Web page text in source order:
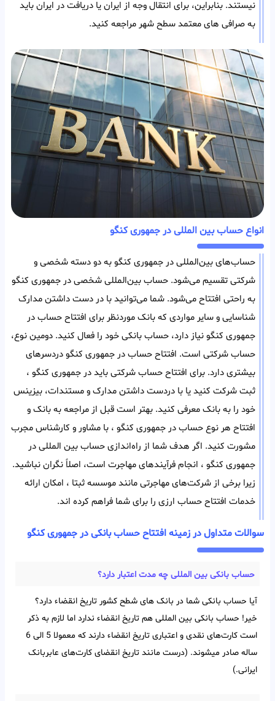
نیستند. بنابراین، برای انتقال وجه از ایران یا دریافت در ایران باید
به صرافی های معتمد سطح شهر مراجعه کنید.
انواع حساب بین المللی در جمهوری کنگو
حساب‌های بین‌المللی در جمهوری کنگو به دو دسته شخصی و
شرکتی تقسیم می‌شود. حساب بین‌المللی شخصی در جمهوری کنگو
به راحتی افتتاح می‌شود. شما می‌توانید با در دست داشتن مدارک
شناسایی و سایر مواردی که بانک مورد‌نظر برای افتتاح حساب در
جمهوری کنگو نیاز دارد، حساب بانکی خود را فعال کنید. دومین نوع،
حساب شرکتی است. افتتاح حساب در جمهوری کنگو دردسر‌های
بیشتری دارد. برای افتتاح حساب شرکتی باید در جمهوری کنگو ،
ثبت شرکت کنید یا با در‌دست داشتن مدارک و مستندات، بیزینس
خود را به بانک معرفی کنید. بهتر است قبل از مراجعه به بانک و
افتتاح هر‌ نوع حساب در جمهوری کنگو ، با مشاور و کارشناس مجرب
مشورت کنید. اگر هدف شما از راه‌اندازی حساب بین المللی در
جمهوری کنگو ، انجام فرآیند‌های مهاجرت است، اصلاً نگران نباشید.
زیرا برخی از شرکت‌های مهاجرتی مانند موسسه ثبتا ، امکان ارائه
خدمات افتتاح حساب ارزی را برای شما فراهم کرده اند.
سوالات متداول در زمینه افتتاح حساب بانکی در جمهوری کنگو
حساب بانکی بین‌ المللی چه مدت اعتبار دارد؟
آیا حساب بانکی شما در بانک های شطح کشور تاریخ انقضاء دارد؟
خیر! حساب بانکی بین‌ المللی هم تاریخ انقضاء ندارد اما لازم به ذکر
است کارت‌های نقدی و اعتباری تاریخ انقضاء دارند که معمولا 5 الی 6
ساله صادر میشوند. (درست مانند تاریخ انقضای کارت‌های عابربانک
ایرانی.)